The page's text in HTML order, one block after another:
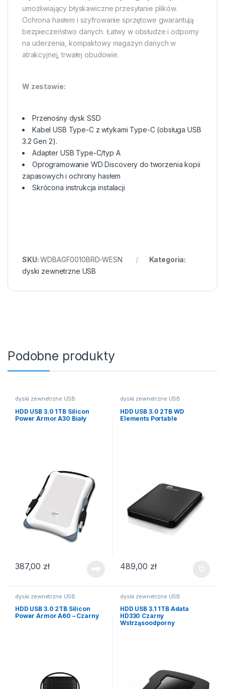
umożliwiający błyskawiczne przesyłanie plików.
Ochrona hasłem i szyfrowanie sprzętowe gwarantują
bezpieczeństwo danych. Łatwy w obsłudze i odporny
na uderzenia, kompaktowy magazyn danych w
atrakcyjnej, trwałej obudowie.
W zestawie:
Przenośny dysk SSD
Kabel USB Type-C z wtykami Type-C (obsługa USB
3.2 Gen 2).
Adapter USB Type-C/typ A
Oprogramowanie WD Discovery do tworzenia kopii
zapasowych i ochrony hasłem
Skrócona instrukcja instalacji
SKU:WDBAGF0010BRD-WESN
Kategoria:
dyski zewnetrzne USB
Podobne produkty
dyski zewnetrzne USB
HDD USB 3.0 1TB Silicon
Power Armor A30 Biały
387,00 zł
dyski zewnetrzne USB
HDD USB 3.0 2TB WD
Elements Portable
489,00 zł
dyski zewnetrzne USB
HDD USB 3.0 2TB Silicon
Power Armor A60 – Czarny
dyski zewnetrzne USB
HDD USB 3.1 1TB Adata
HD330 Czarny
Wstrząsoodporny